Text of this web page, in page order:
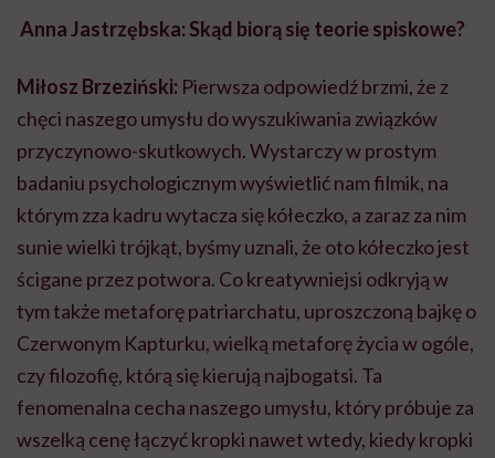
Anna Jastrzębska: Skąd biorą się teorie spiskowe?
Miłosz Brzeziński: Pierwsza odpowiedź brzmi, że z
chęci naszego umysłu do wyszukiwania związków
przyczynowo-skutkowych. Wystarczy w prostym
badaniu psychologicznym wyświetlić nam filmik, na
którym zza kadru wytacza się kółeczko, a zaraz za nim
sunie wielki trójkąt, byśmy uznali, że oto kółeczko jest
ścigane przez potwora. Co kreatywniejsi odkryją w
tym także metaforę patriarchatu, uproszczoną bajkę o
Czerwonym Kapturku, wielką metaforę życia w ogóle,
czy filozofię, którą się kierują najbogatsi. Ta
fenomenalna cecha naszego umysłu, który próbuje za
wszelką cenę łączyć kropki nawet wtedy, kiedy kropki